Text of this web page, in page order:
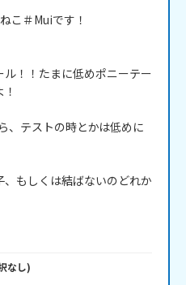
こ＃Muiです！
！！たまに低めポニーテー
、テストの時とかは低めに
もしくは結ばないのどれか
なし)